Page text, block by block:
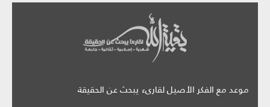
موعد مع الفكر الأصيل لقارىء يبحث عن الحقيقة